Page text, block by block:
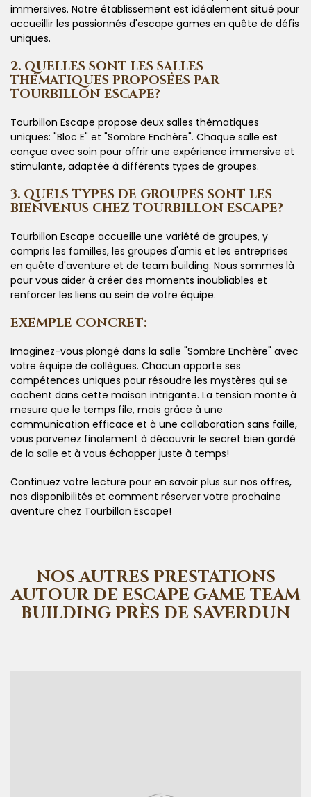
immersives. Notre établissement est idéalement situé pour
accueillir les passionnés d'escape games en quête de défis
uniques.
2. QUELLES SONT LES SALLES
THÉMATIQUES PROPOSÉES PAR
TOURBILLON ESCAPE?
Tourbillon Escape propose deux salles thématiques
uniques: "Bloc E" et "Sombre Enchère". Chaque salle est
conçue avec soin pour offrir une expérience immersive et
stimulante, adaptée à différents types de groupes.
3. QUELS TYPES DE GROUPES SONT LES
BIENVENUS CHEZ TOURBILLON ESCAPE?
Tourbillon Escape accueille une variété de groupes, y
compris les familles, les groupes d'amis et les entreprises
en quête d'aventure et de team building. Nous sommes là
pour vous aider à créer des moments inoubliables et
renforcer les liens au sein de votre équipe.
EXEMPLE CONCRET:
Imaginez-vous plongé dans la salle "Sombre Enchère" avec
votre équipe de collègues. Chacun apporte ses
compétences uniques pour résoudre les mystères qui se
cachent dans cette maison intrigante. La tension monte à
mesure que le temps file, mais grâce à une
communication efficace et à une collaboration sans faille,
vous parvenez finalement à découvrir le secret bien gardé
de la salle et à vous échapper juste à temps!
Continuez votre lecture pour en savoir plus sur nos offres,
nos disponibilités et comment réserver votre prochaine
aventure chez Tourbillon Escape!
NOS AUTRES PRESTATIONS
AUTOUR DE ESCAPE GAME TEAM
BUILDING PRÈS DE SAVERDUN